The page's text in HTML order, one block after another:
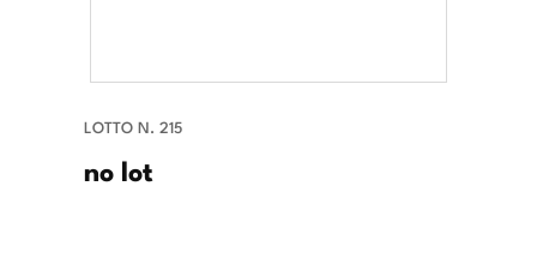
LOTTO N. 215
no lot